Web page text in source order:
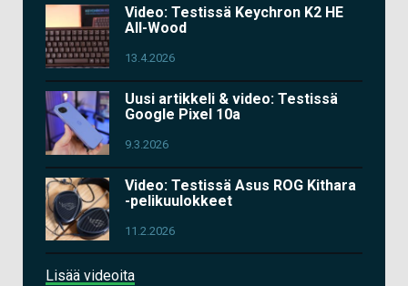
Video: Testissä Keychron K2 HE
All-Wood
13.4.2026
Uusi artikkeli & video: Testissä
Google Pixel 10a
9.3.2026
Video: Testissä Asus ROG Kithara
-pelikuulokkeet
11.2.2026
Lisää videoita